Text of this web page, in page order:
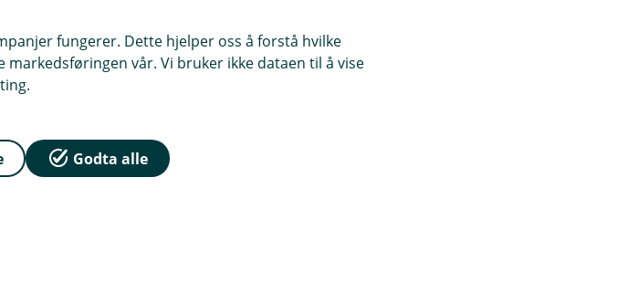
bidra vi
vi
vårt
fungerer. Dette hjelper oss å forstå hvilke
vår. Vi bruker ikke dataen til å vise
Godta alle